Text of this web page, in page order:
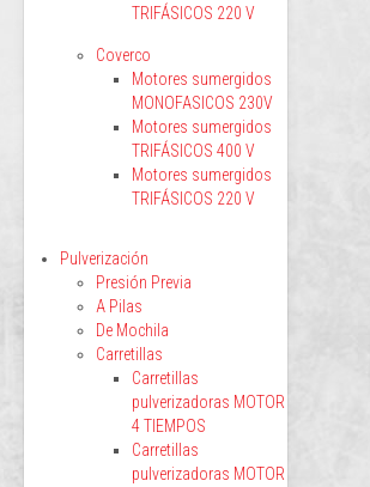
TRIFÁSICOS 220 V
Coverco
Motores sumergidos
MONOFASICOS 230V
Motores sumergidos
TRIFÁSICOS 400 V
Motores sumergidos
TRIFÁSICOS 220 V
Pulverización
Presión Previa
A Pilas
De Mochila
Carretillas
Carretillas
pulverizadoras MOTOR
4 TIEMPOS
Carretillas
pulverizadoras MOTOR